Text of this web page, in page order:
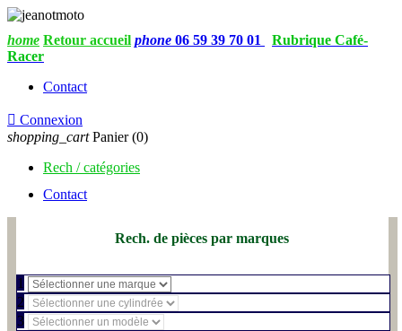
home Retour accueil phone 06 59 39 70 01
Rubrique Café-
Racer
Contact
 Connexion
shopping_cart Panier (0)
Rech / catégories
Contact
Rech. de pièces par marques
1
2
3